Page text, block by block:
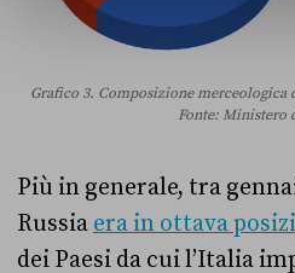
Grafico 3. Composizione merceologica
Fonte: Ministero
Più in generale, tra
Russia era in ottava
dei Paesi da cui l’Italia